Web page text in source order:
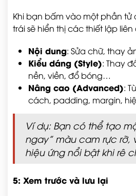
Khi bạn bấm vào một phần tử
trái sẽ hiển thị các thiết lập liên
Nội dung: Sửa chữ, thay
Kiểu dáng (Style): Thay
nền, viền, đổ bóng…
Nâng cao (Advanced):
cách, padding, margin,
Ví dụ: Bạn có thể tạo
ngay” màu cam rực rỡ,
hiệu ứng nổi bật khi rê
5: Xem trước và lưu lại